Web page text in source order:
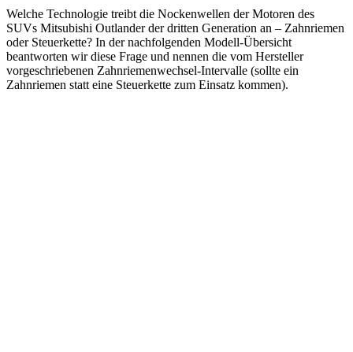
Welche Technologie treibt die Nockenwellen der Motoren des
SUVs Mitsubishi Outlander der dritten Generation an – Zahnriemen
oder Steuerkette? In der nachfolgenden Modell-Übersicht
beantworten wir diese Frage und nennen die vom Hersteller
vorgeschriebenen Zahnriemenwechsel-Intervalle (sollte ein
Zahnriemen statt eine Steuerkette zum Einsatz kommen).